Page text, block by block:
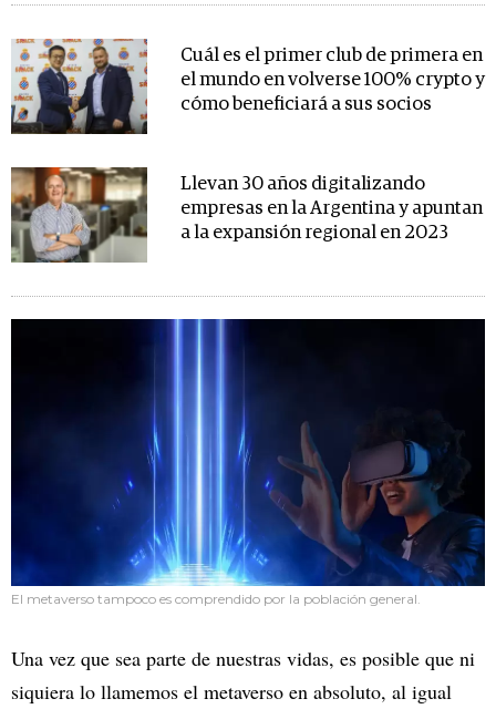
Cuál es el primer club de primera en
el mundo en volverse 100% crypto y
cómo beneficiará a sus socios
Llevan 30 años digitalizando
empresas en la Argentina y apuntan
a la expansión regional en 2023
El metaverso tampoco es comprendido por la población general.
Una vez que sea parte de nuestras vidas, es posible que ni
siquiera lo llamemos el metaverso en absoluto, al igual